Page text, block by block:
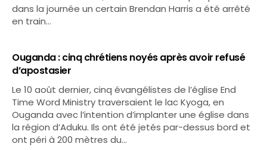
dans la journée un certain Brendan Harris a été arrêté
en train…
Ouganda : cinq chrétiens noyés après avoir refusé
d’apostasier
Le 10 août dernier, cinq évangélistes de l’église End
Time Word Ministry traversaient le lac Kyoga, en
Ouganda avec l’intention d’implanter une église dans
la région d’Aduku. Ils ont été jetés par-dessus bord et
ont péri à 200 mètres du…